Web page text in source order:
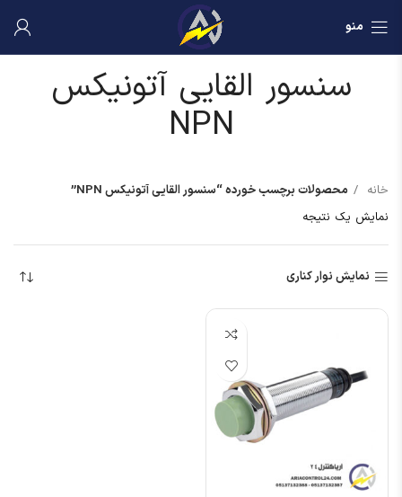
منو
سنسور القایی آتونیکس
NPN
خانه
محصولات برچسب خورده “سنسور القایی آتونیکس NPN”
نمایش یک نتیجه
نمایش نوار کناری